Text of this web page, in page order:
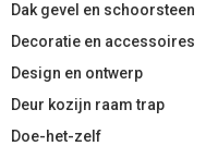
Dak gevel en schoorsteen
Decoratie en accessoires
Design en ontwerp
Deur kozijn raam trap
Doe-het-zelf